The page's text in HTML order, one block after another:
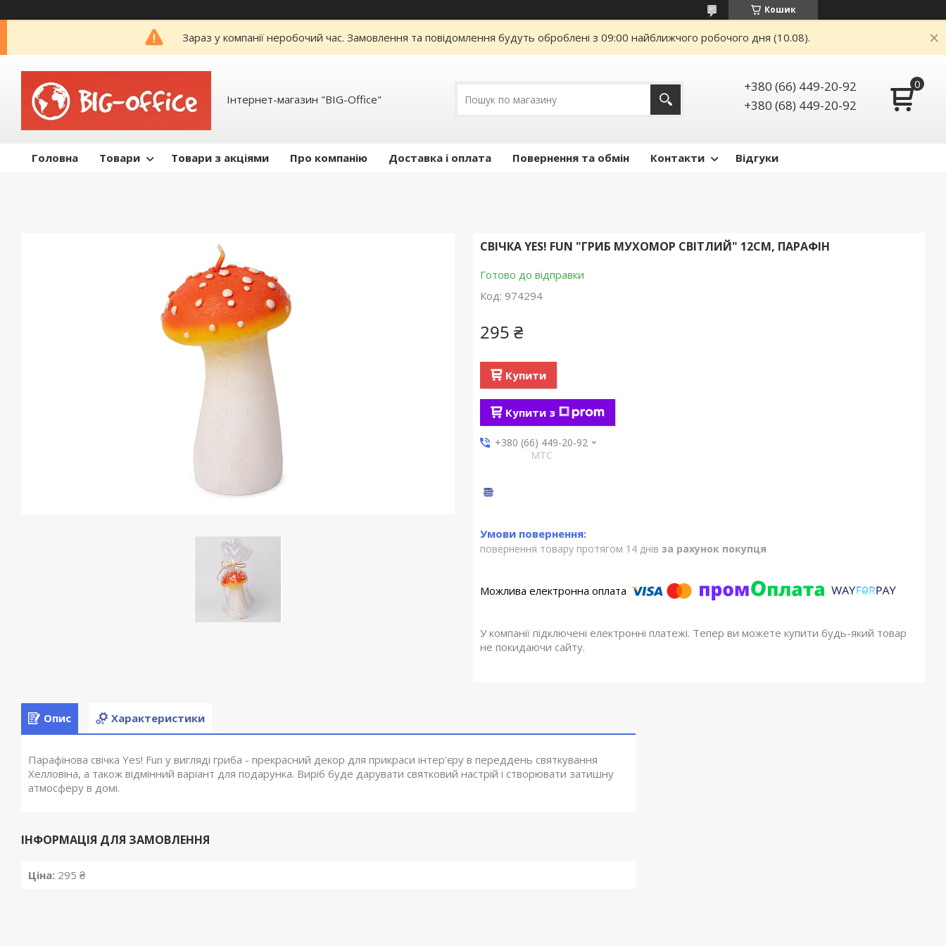
Кошик
Зараз у компанії неробочий час. Замовлення та повідомлення будуть оброблені з 09:00 найближчого робочого дня (10.08).
Інтернет-магазин "BIG-Office"
+380 (66) 449-20-92
+380 (68) 449-20-92
Головна Товари Товари з акціями Про компанію Доставка і оплата Повернення та обмін Контакти Відгуки
СВІЧКА YES! FUN "ГРИБ МУХОМОР СВІТЛИЙ" 12СМ, ПАРАФІН
Готово до відправки
Код: 974294
295 ₴
Купити
Купити з
+380 (66) 449-20-92
МТС
повернення товару протягом 14 днів за рахунок покупця
У компанії підключені електронні платежі. Тепер ви можете купити будь-який товар
не покидаючи сайту.
Опис Характеристики
Парафінова свічка Yes! Fun у вигляді гриба - прекрасний декор для прикраси інтер'єру в переддень святкування
Хелловіна, а також відмінний варіант для подарунка. Виріб буде дарувати святковий настрій і створювати затишну
атмосферу в домі.
ІНФОРМАЦІЯ ДЛЯ ЗАМОВЛЕННЯ
Ціна: 295 ₴